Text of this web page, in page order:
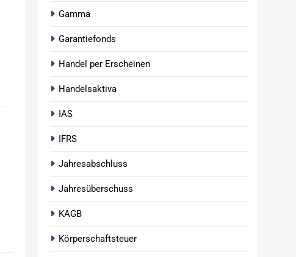
Gamma
Garantiefonds
Handel per Erscheinen
Handelsaktiva
IAS
IFRS
Jahresabschluss
Jahresüberschuss
KAGB
Körperschaftsteuer